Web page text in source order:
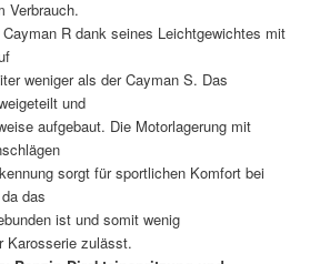
Verbrauch.
R dank seines Leichtgewichtes mit
weniger als der Cayman S. Das
und
aufgebaut. Die Motorlagerung mit
sorgt für sportlichen Komfort bei
das
ist und somit wenig
Karosserie zulässt.